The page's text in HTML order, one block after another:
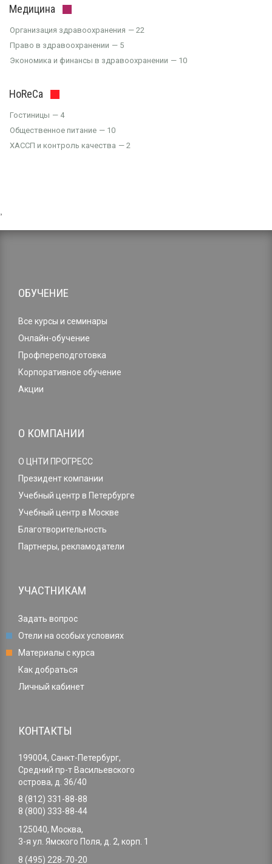
Медицина
Организация здравоохранения
22
Право в здравоохранении
5
Экономика и финансы в здравоохранении
10
HoReCa
Гостиницы
4
Общественное питание
10
ХАССП и контроль качества
2
ОБУЧЕНИЕ
Все курсы и семинары
Онлайн-обучение
Профпереподготовка
Корпоративное обучение
Акции
О КОМПАНИИ
О ЦНТИ ПРОГРЕСС
Президент компании
Учебный центр в Петербурге
Учебный центр в Москве
Благотворительность
Партнеры, рекламодатели
УЧАСТНИКАМ
Задать вопрос
Отели на особых условиях
Материалы с курса
Как добраться
Личный кабинет
КОНТАКТЫ
199004, Санкт-Петербург,
Средний пр-т Васильевского
острова, д. 36/40
8 (812) 331-88-88
8 (800) 333-88-44
125040, Москва,
3-я ул. Ямского Поля, д. 2, корп. 1
8 (495) 228-70-20